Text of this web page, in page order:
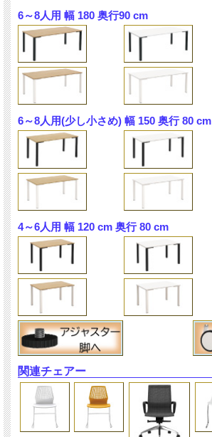
6～8人用 幅 180 奥行90 cm
6～8人用(少し小さめ) 幅 150 奥行 80 cm
4～6人用 幅 120 cm 奥行 80 cm
関連チェアー